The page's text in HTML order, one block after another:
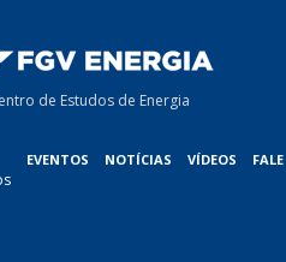
de Estudos de Energia
EVENTOS NOTÍCIAS VÍDEOS